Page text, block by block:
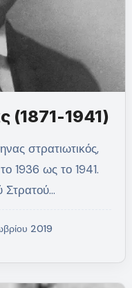
(1871-1941)
1936 ως το 1941.
Στρατού…
2019